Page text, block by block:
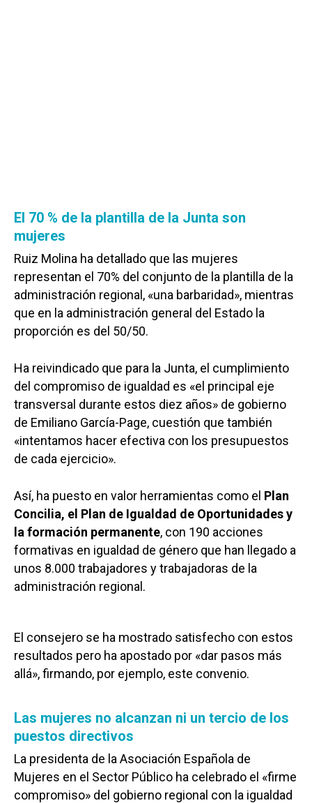
El 70 % de la plantilla de la Junta son
mujeres
Ruiz Molina ha detallado que las mujeres
representan el 70% del conjunto de la plantilla de la
administración regional, «una barbaridad», mientras
que en la administración general del Estado la
proporción es del 50/50.
Ha reivindicado que para la Junta, el cumplimiento
del compromiso de igualdad es «el principal eje
transversal durante estos diez años» de gobierno
de Emiliano García-Page, cuestión que también
«intentamos hacer efectiva con los presupuestos
de cada ejercicio».
Así, ha puesto en valor herramientas como el Plan
Concilia, el Plan de Igualdad de Oportunidades y
la formación permanente, con 190 acciones
formativas en igualdad de género que han llegado a
unos 8.000 trabajadores y trabajadoras de la
administración regional.
El consejero se ha mostrado satisfecho con estos
resultados pero ha apostado por «dar pasos más
allá», firmando, por ejemplo, este convenio.
Las mujeres no alcanzan ni un tercio de los
puestos directivos
La presidenta de la Asociación Española de
Mujeres en el Sector Público ha celebrado el «firme
compromiso» del gobierno regional con la igualdad